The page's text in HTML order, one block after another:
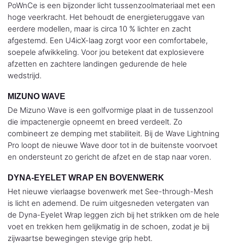
PoWnCe is een bijzonder licht tussenzoolmateriaal met een
hoge veerkracht. Het behoudt de energieteruggave van
eerdere modellen, maar is circa 10 % lichter en zacht
afgestemd. Een U4icX-laag zorgt voor een comfortabele,
soepele afwikkeling. Voor jou betekent dat explosievere
afzetten en zachtere landingen gedurende de hele
wedstrijd.
MIZUNO WAVE
De Mizuno Wave is een golfvormige plaat in de tussenzool
die impactenergie opneemt en breed verdeelt. Zo
combineert ze demping met stabiliteit. Bij de Wave Lightning
Pro loopt de nieuwe Wave door tot in de buitenste voorvoet
en ondersteunt zo gericht de afzet en de stap naar voren.
DYNA-EYELET WRAP EN BOVENWERK
Het nieuwe vierlaagse bovenwerk met See-through-Mesh
is licht en ademend. De ruim uitgesneden vetergaten van
de Dyna-Eyelet Wrap leggen zich bij het strikken om de hele
voet en trekken hem gelijkmatig in de schoen, zodat je bij
zijwaartse bewegingen stevige grip hebt.